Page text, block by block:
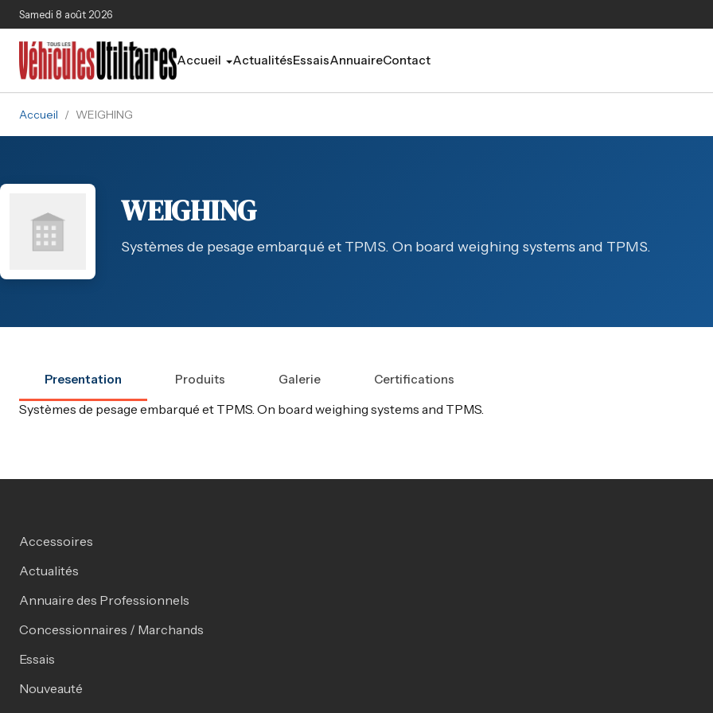
Aller au contenu principal
Samedi 8 août 2026
Accueil ActualitésEssaisAnnuaireContact
Accueil / WEIGHING
WEIGHING
Systèmes de pesage embarqué et TPMS. On board weighing systems and TPMS.
Presentation Produits Galerie Certifications
Systèmes de pesage embarqué et TPMS. On board weighing systems and TPMS.
Accessoires
Actualités
Annuaire des Professionnels
Concessionnaires / Marchands
Essais
Nouveauté